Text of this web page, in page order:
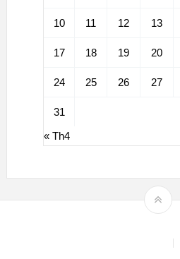
10 11 12 13
17 18 19 20
24 25 26 27
31
« Th4